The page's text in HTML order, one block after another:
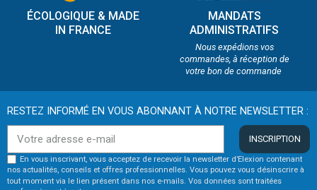
ÉCOLOGIQUE & MADE
IN FRANCE
MANDATS
ADMINISTRATIFS
Nous expédions vos
commandes, à réception de
votre bon de commande
RESTEZ INFORMÉ EN VOUS ABONNANT À NOTRE NEWSLETTER :
INSCRIPTION
En vous inscrivant, vous acceptez de recevoir la newsletter d’Elexion contenant
nos actualités, conseils et offres professionnelles. Vous pouvez vous désinscrire à
tout moment via le lien présent dans nos e-mails. Vos données sont traitées